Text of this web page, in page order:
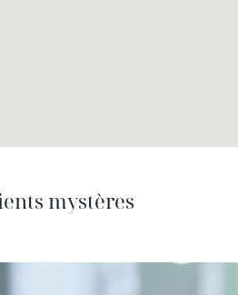
mystères